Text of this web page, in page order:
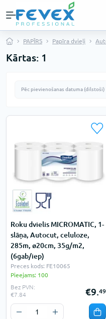
PAPĪRS Papīra dvieļi
Kārtas: 1
Roku dvielis MICROMATIC, 1-
slāņa, Autocut, celuloze,
285m, ø20cm, 35g/m2,
(6gab/iep)
Preces kods: FE10065
Pieejams: 100
Bez PVN:
€7.84
€9.49